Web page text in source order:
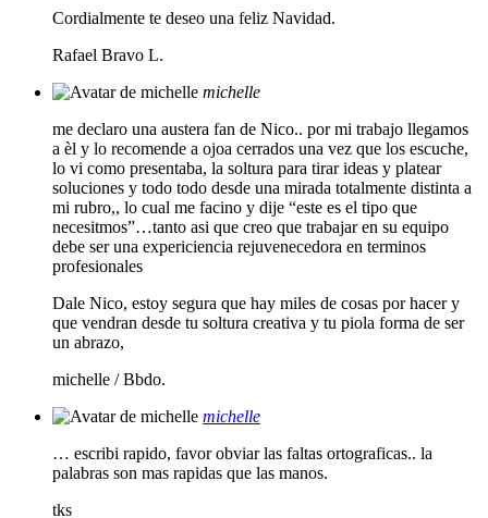
Cordialmente te deseo una feliz Navidad.
Rafael Bravo L.
michelle
me declaro una austera fan de Nico.. por mi trabajo llegamos
a èl y lo recomende a ojoa cerrados una vez que los escuche,
lo vi como presentaba, la soltura para tirar ideas y platear
soluciones y todo todo desde una mirada totalmente distinta a
mi rubro,, lo cual me facino y dije “este es el tipo que
necesitmos”…tanto asi que creo que trabajar en su equipo
debe ser una expericiencia rejuvenecedora en terminos
profesionales
Dale Nico, estoy segura que hay miles de cosas por hacer y
que vendran desde tu soltura creativa y tu piola forma de ser
un abrazo,
michelle / Bbdo.
michelle
… escribi rapido, favor obviar las faltas ortograficas.. la
palabras son mas rapidas que las manos.
tks